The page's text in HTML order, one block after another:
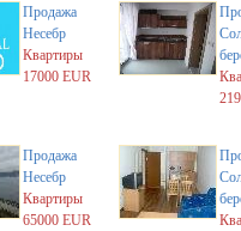
Продажа
Несебр
Квартиры
17000 EUR
Продажа
Несебр
Квартиры
65000 EUR